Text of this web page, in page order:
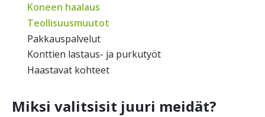
Koneen haalaus
Teollisuusmuutot
Pakkauspalvelut
Konttien lastaus- ja purkutyöt
Haastavat kohteet
Miksi valitsisit juuri meidät?